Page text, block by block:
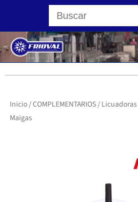
contenido
Inicio/COMPLEMENTARIOS/Licuadoras
Maigas